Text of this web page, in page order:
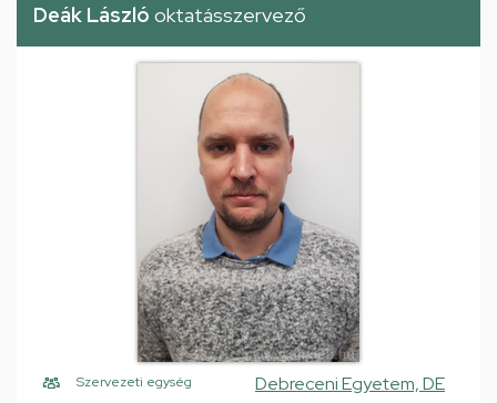
Deák László oktatásszervező
Szervezeti egység
Debreceni Egyetem, DE